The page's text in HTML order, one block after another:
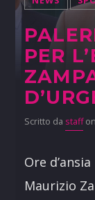
PER
Scritto da staffon
Ore
Maurizio